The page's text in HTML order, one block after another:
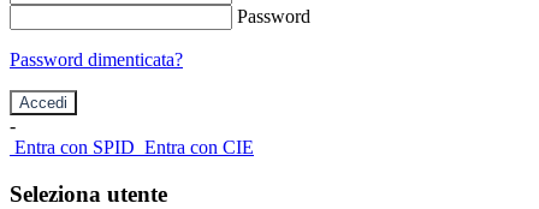
Password
Password dimenticata?
-
Entra con SPID Entra con CIE
Seleziona utente